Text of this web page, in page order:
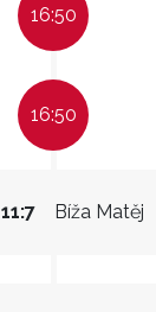
16:50
16:50
Bíža Matěj
11:7